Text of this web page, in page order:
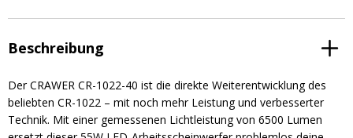
Beschreibung
Der CRAWER CR-1022-40 ist die direkte Weiterentwicklung des
beliebten CR-1022 – mit noch mehr Leistung und verbesserter
Technik. Mit einer gemessenen Lichtleistung von 6500 Lumen